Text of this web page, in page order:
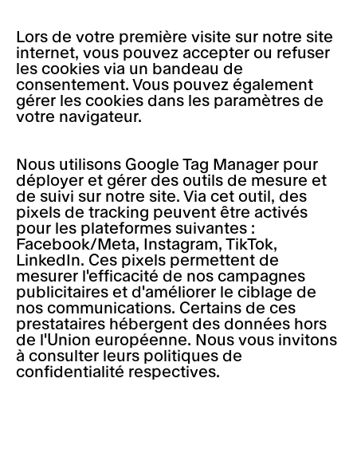
Lors de votre première visite sur notre site
internet, vous pouvez accepter ou refuser
les cookies via un bandeau de
consentement. Vous pouvez également
gérer les cookies dans les paramètres de
votre navigateur.
Nous utilisons Google Tag Manager pour
déployer et gérer des outils de mesure et
de suivi sur notre site. Via cet outil, des
pixels de tracking peuvent être activés
pour les plateformes suivantes :
Facebook/Meta, Instagram, TikTok,
LinkedIn. Ces pixels permettent de
mesurer l'efficacité de nos campagnes
publicitaires et d'améliorer le ciblage de
nos communications. Certains de ces
prestataires hébergent des données hors
de l'Union européenne. Nous vous invitons
à consulter leurs politiques de
confidentialité respectives.